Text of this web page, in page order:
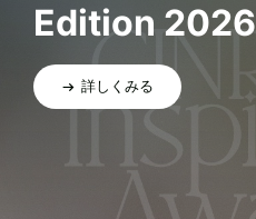
Edition 2026
詳しくみる